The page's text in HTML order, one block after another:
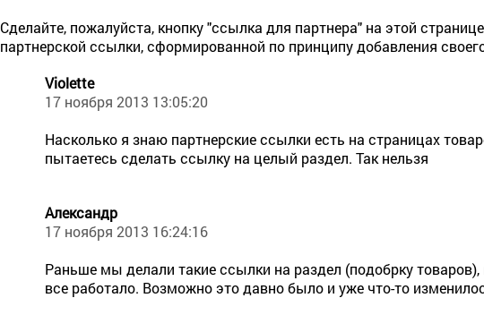
Сделайте, пожалуйста, кнопку "ссылка для партнера" на этой
партнерской ссылки, сформированной по принципу добавления
Violette
17 ноября 2013 13:05:20
Насколько я знаю партнерские ссылки есть на страницах
пытаетесь сделать ссылку на целый раздел. Так нельзя
Александр
17 ноября 2013 16:24:16
Раньше мы делали такие ссылки на раздел (подобрку
все работало. Возможно это давно было и уже что-то